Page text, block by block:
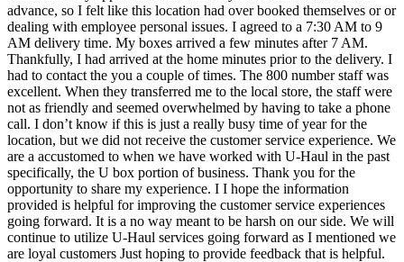
advance, so I felt like this location had over booked themselves or or
dealing with employee personal issues. I agreed to a 7:30 AM to 9
AM delivery time. My boxes arrived a few minutes after 7 AM.
Thankfully, I had arrived at the home minutes prior to the delivery. I
had to contact the you a couple of times. The 800 number staff was
excellent. When they transferred me to the local store, the staff were
not as friendly and seemed overwhelmed by having to take a phone
call. I don’t know if this is just a really busy time of year for the
location, but we did not receive the customer service experience. We
are a accustomed to when we have worked with U-Haul in the past
specifically, the U box portion of business. Thank you for the
opportunity to share my experience. I I hope the information
provided is helpful for improving the customer service experiences
going forward. It is a no way meant to be harsh on our side. We will
continue to utilize U-Haul services going forward as I mentioned we
are loyal customers Just hoping to provide feedback that is helpful.